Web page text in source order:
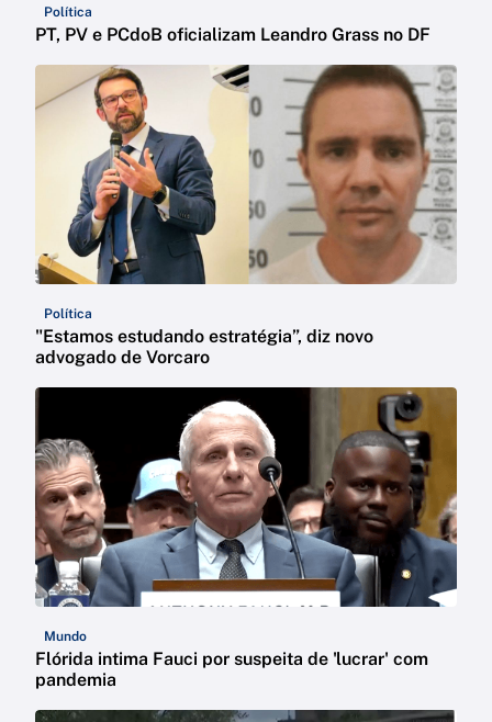
Política
PT, PV e PCdoB oficializam Leandro Grass no DF
Política
"Estamos estudando estratégia”, diz novo
advogado de Vorcaro
Mundo
Flórida intima Fauci por suspeita de 'lucrar' com
pandemia